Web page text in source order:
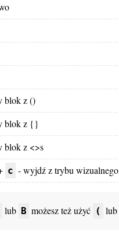
blok z ()
blok z {}
blok z <>s
c - wyjdź z trybu wizualnego
lub B możesz też użyć ( lub